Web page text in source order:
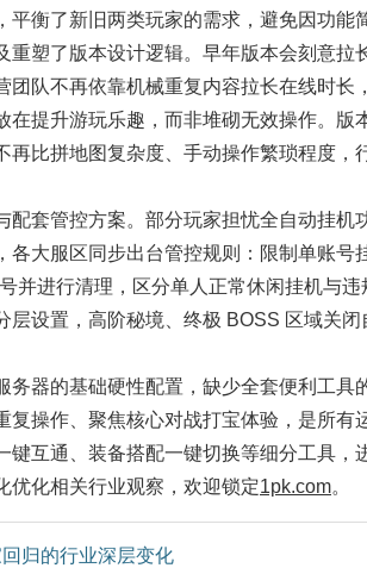
衡了新旧两类玩家的需求，避免因功能
了版本设计逻辑。早年版本会刻意拉
队不再依靠机械重复内容拉长在线时长
提升游玩乐趣，而非堆砌无效操作。版
比拼地图复杂度、手动操作繁琐程度，
管控方案。部分玩家担忧全自动挂机
大服区同步出台管控规则：限制单账号
并进行清理，区分单人正常休闲挂机与
设置，高阶秘境、终极 BOSS 区域关
的基础硬性配置，缺少全套便利工具
操作、聚焦核心对战打宝体验，是所有
互通、装备搭配一键切换等细分工具，
优化相关行业观察，欢迎锁定1pk.com。
归的行业深层变化